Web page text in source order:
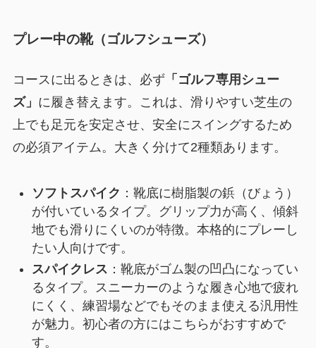
プレー中の靴（ゴルフシューズ）
コースに出るときは、必ず「ゴルフ専用シュー
ズ」 に履き替えます。これは、滑りやすい芝生の
上でも足元を安定させ、安全にスイングするため
の必須アイテム。大きく分けて2種類あります。
ソフトスパイク ：靴底に樹脂製の鋲（びょう）
が付いているタイプ。グリップ力が高く、傾斜
地でも滑りにくいのが特徴。本格的にプレーし
たい人向けです。
スパイクレス ：靴底がゴム製の凹凸になってい
るタイプ。スニーカーのような履き心地で疲れ
にくく、練習場などでもそのまま使える汎用性
が魅力。初心者の方にはこちらがおすすめで
す。